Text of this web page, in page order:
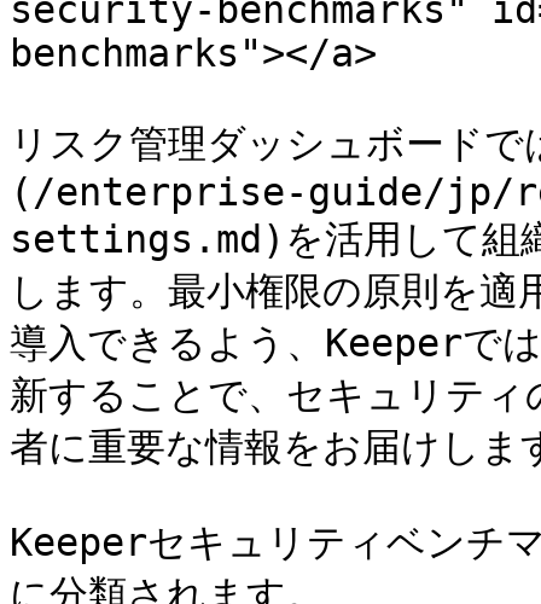
security-benchmarks"
benchmarks"></a>
リスク管理ダッシュボード
(/enterprise-guide/jp/
settings.md)を活用して組
します。最小権限の原則を
導入できるよう、Keeperで
新することで、セキュリテ
者に重要な情報をお届けしま
Keeperセキュリティベンチ
に分類されます。